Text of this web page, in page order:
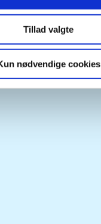
Tillad valgte
nødvendige cookies